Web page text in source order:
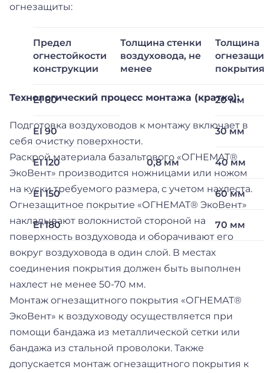
огнезащиты:
Предел
огнестойкости
конструкции
Толщина стенки
воздуховода, не
менее
Толщина
покрытия
EI 60
0,8 мм
20 мм
EI 90 30 мм
EI 120 40 мм
EI 150 60 мм
EI 180 70 мм
Технологический процесс монтажа (кратко):
Подготовка воздуховодов к монтажу включает в
себя очистку поверхности.
Раскрой материала базальтового «ОГНЕМАТ®
ЭкоВент» производится ножницами или ножом
на куски требуемого размера, с учетом нахлеста.
Огнезащитное покрытие «ОГНЕМАТ® ЭкоВент»
накладывают волокнистой стороной на
поверхность воздуховода и оборачивают его
вокруг воздуховода в один слой. В местах
соединения покрытия должен быть выполнен
нахлест не менее 50-70 мм.
Монтаж огнезащитного покрытия «ОГНЕМАТ®
ЭкоВент» к воздуховоду осуществляется при
помощи бандажа из металлической сетки или
бандажа из стальной проволоки. Также
допускается монтаж огнезащитного покрытия к